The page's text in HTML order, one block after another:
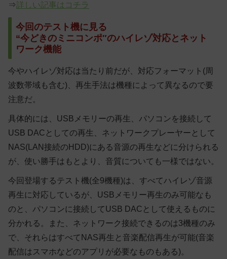
⇒詳しい記事はコチラ
今回のテスト機に見る
“今どきのミニコンポ″のハイレゾ対応とネット
ワーク機能
今やハイレゾ対応は当たり前だが、対応フォーマット(周
波数帯域も含む)、再生手法は機種によって異なるので要
注意だ。
具体的には、USBメモリーの再生、パソコンを接続して
USB DACとしての再生、ネットワークプレーヤーとして
NAS(LAN接続のHDD)にある音源の再生などに分けられる
が、使い勝手はもとより、音質についても一様ではない。
今回登場するテスト機(全9機種)は、すべてハイレゾ音源
再生に対応しているが、USBメモリー再生のみ可能なも
のと、パソコンに接続してUSB DACとして使えるものに
分かれる。また、ネットワーク接続できるのは3機種のみ
で、それらはすべてNAS再生と音楽配信再生が可能(音楽
配信はスマホなどのアプリが必要なものもある)。